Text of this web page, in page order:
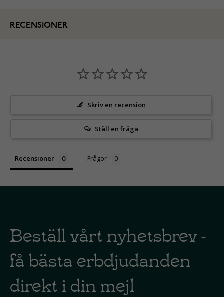
RECENSIONER
Skriv en recension
Ställ en fråga
Recensioner Frågor
Beställ vårt nyhetsbrev -
få bästa erbdjudanden
direkt i din mejl